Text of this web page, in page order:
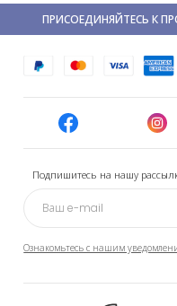
Подпишитесь на нашу
Ознакомьтесь с нашим
ПРИСОЕДИНЯЙТЕСЬ К